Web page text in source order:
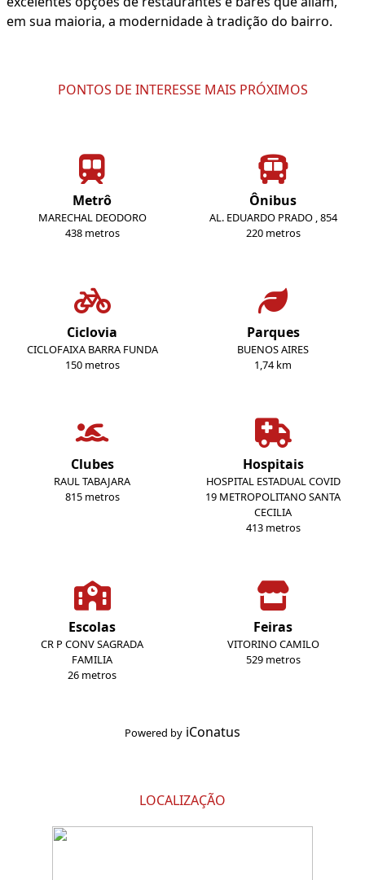
em sua maioria, a modernidade à tradição do bairro.
PONTOS DE INTERESSE MAIS PRÓXIMOS
Metrô
MARECHAL DEODORO
438 metros
Ônibus
AL. EDUARDO PRADO , 854
220 metros
Ciclovia
CICLOFAIXA BARRA FUNDA
150 metros
Parques
BUENOS AIRES
1,74 km
Clubes
RAUL TABAJARA
815 metros
Hospitais
HOSPITAL ESTADUAL COVID
19 METROPOLITANO SANTA
CECILIA
413 metros
Escolas
CR P CONV SAGRADA
FAMILIA
26 metros
Feiras
VITORINO CAMILO
529 metros
Powered by iConatus
LOCALIZAÇÃO